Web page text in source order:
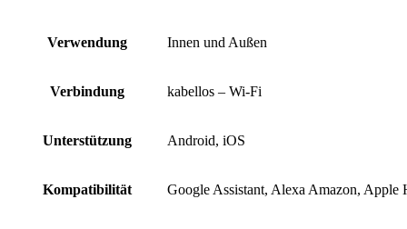
Verwendung Innen und Außen
Verbindung kabellos – Wi-Fi
Unterstützung Android, iOS
Kompatibilität Google Assistant, Alexa Amazon, Apple